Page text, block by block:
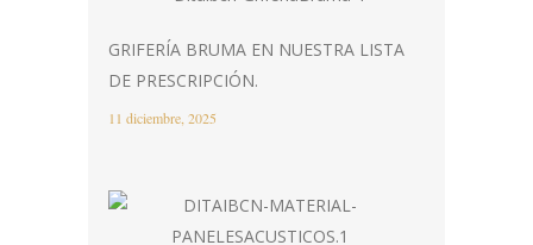
GRIFERÍA BRUMA EN NUESTRA LISTA
DE PRESCRIPCIÓN.
11 diciembre, 2025